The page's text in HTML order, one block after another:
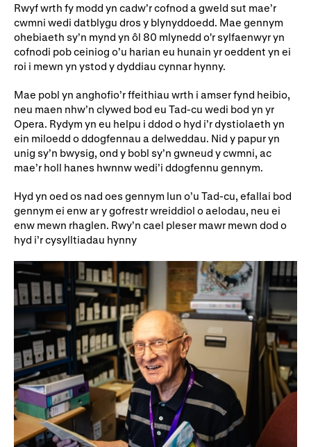
Rwyf wrth fy modd yn cadw’r cofnod a gweld sut mae’r
cwmni wedi datblygu dros y blynyddoedd. Mae gennym
ohebiaeth sy’n mynd yn ôl 80 mlynedd o'r sylfaenwyr yn
cofnodi pob ceiniog o’u harian eu hunain yr oeddent yn ei
roi i mewn yn ystod y dyddiau cynnar hynny.
Mae pobl yn anghofio’r ffeithiau wrth i amser fynd heibio,
neu maen nhw’n clywed bod eu Tad-cu wedi bod yn yr
Opera. Rydym yn eu helpu i ddod o hyd i’r dystiolaeth yn
ein miloedd o ddogfennau a delweddau. Nid y papur yn
unig sy’n bwysig, ond y bobl sy’n gwneud y cwmni, ac
mae’r holl hanes hwnnw wedi’i ddogfennu gennym.
Hyd yn oed os nad oes gennym lun o’u Tad-cu, efallai bod
gennym ei enw ar y gofrestr wreiddiol o aelodau, neu ei
enw mewn rhaglen. Rwy’n cael pleser mawr mewn dod o
hyd i’r cysylltiadau hynny